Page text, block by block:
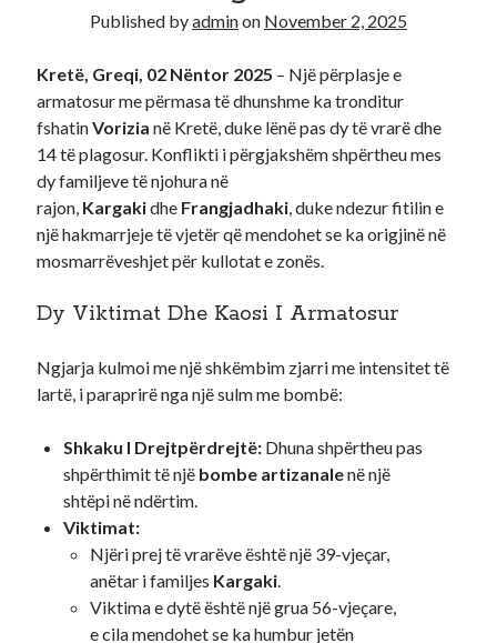
Recent Comments
A WordPress CommenteronHello world!
Published byadminon November 2, 2025
Kretë, Greqi, 02 Nëntor 2025 – Një përplasje e
armatosur me përmasa të dhunshme ka tronditur
fshatinVorizia në Kretë, duke lënë pas dy të vrarë dhe
14 të plagosur. Konflikti i përgjakshëm shpërtheu mes
dy familjeve të njohura në
rajon, Kargakidhe Frangjadhaki, duke ndezur fitilin e
një hakmarrjeje të vjetër që mendohet se ka origjinë në
mosmarrëveshjet për kullotat e zonës.
Dy Viktimat Dhe Kaosi I Armatosur
Ngjarja kulmoi me një shkëmbim zjarri me intensitet të
lartë, i paraprirë nga një sulm me bombë:
Shkaku I Drejtpërdrejtë: Dhuna shpërtheu pas
shpërthimit të një bombe artizanalenë një
shtëpi në ndërtim.
Viktimat:
Njëri prej të vrarëve është një 39-vjeçar,
anëtar i familjes Kargaki.
Viktima e dytë është një grua 56-vjeçare,
e cila mendohet se ka humbur jetën